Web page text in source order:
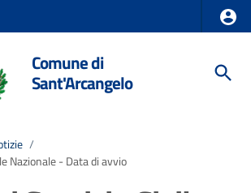
Comune di
Sant'Arcangelo
/
Nazionale - Data di avvio